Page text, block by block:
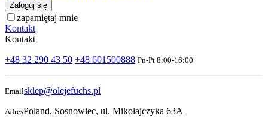
Zaloguj się
zapamiętaj mnie
Kontakt
Kontakt
+48 32 290 43 50 +48 601500888 Pn-Pt 8:00-16:00
Emailsklep@olejefuchs.pl
AdresPoland, Sosnowiec, ul. Mikołajczyka 63A